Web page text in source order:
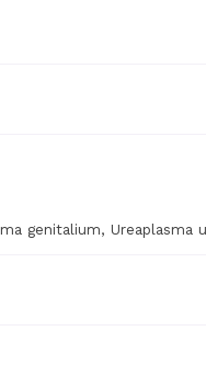
genitalium, Ureaplasma